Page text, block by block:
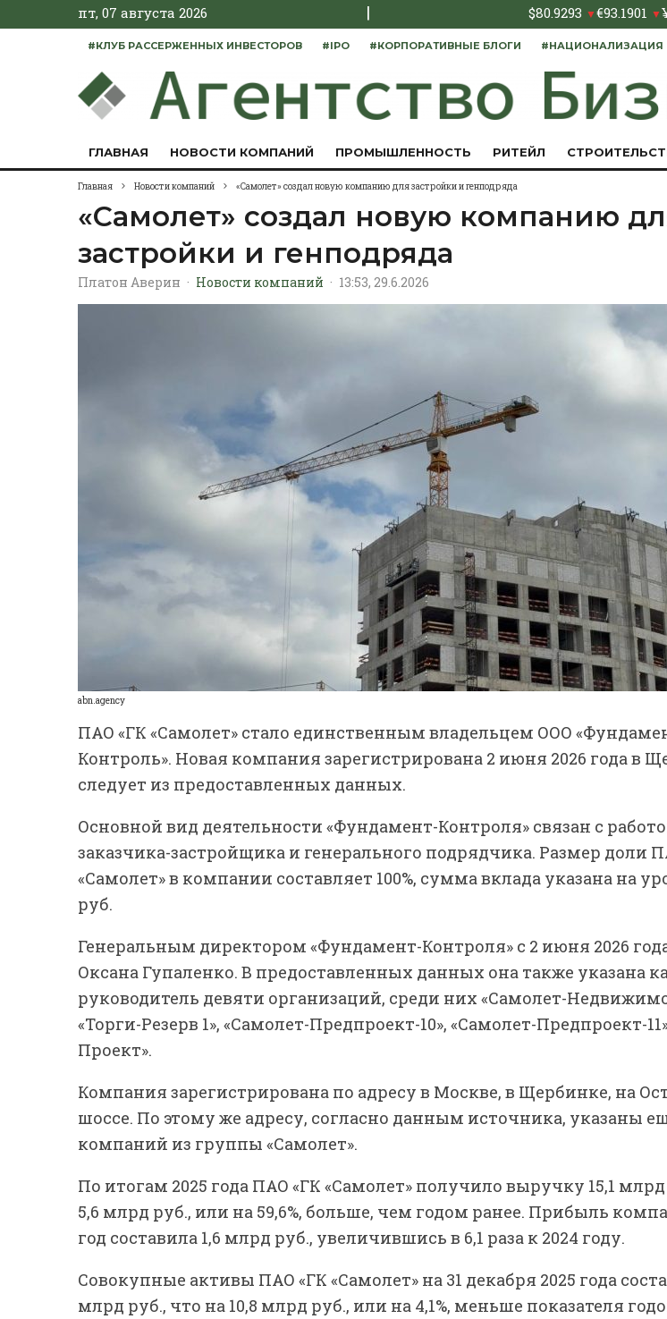
пт, 07 августа 2026 | $80.9293 ▼€93.1901 ▼
#КЛУБ РАССЕРЖЕННЫХ ИНВЕСТОРОВ #IPO #КОРПОРАТИВНЫЕ БЛОГИ #НАЦИОНАЛИЗАЦИЯ
ГЛАВНАЯ НОВОСТИ КОМПАНИЙ ПРОМЫШЛЕННОСТЬ РИТЕЙЛ
Главная Новости компаний «Самолет» создал новую компанию для застройки и генподряда
«Самолет» создал новую компанию
застройки и генподряда
Платон Аверин · Новости компаний · 13:53, 29.6.2026
abn.agency
ПАО «ГК «Самолет» стало единственным владельцем ООО
Контроль». Новая компания зарегистрирована 2 июня 2026 года в
следует из предоставленных данных.
Основной вид деятельности «Фундамент-Контроля» связан с
заказчика-застройщика и генерального подрядчика. Размер доли
«Самолет» в компании составляет 100%, сумма вклада указана на
руб.
Генеральным директором «Фундамент-Контроля» с 2 июня 2026
Оксана Гупаленко. В предоставленных данных она также указана
руководитель девяти организаций, среди них «Самолет-
«Торги-Резерв 1», «Самолет-Предпроект-10», «Самолет-Предпроект-
Проект».
Компания зарегистрирована по адресу в Москве, в Щербинке, на
шоссе. По этому же адресу, согласно данным источника, указаны
компаний из группы «Самолет».
По итогам 2025 года ПАО «ГК «Самолет» получило выручку 15,1
5,6 млрд руб., или на 59,6%, больше, чем годом ранее. Прибыль
год составила 1,6 млрд руб., увеличившись в 6,1 раза к 2024 году.
Совокупные активы ПАО «ГК «Самолет» на 31 декабря 2025 года
млрд руб., что на 10,8 млрд руб., или на 4,1%, меньше показателя